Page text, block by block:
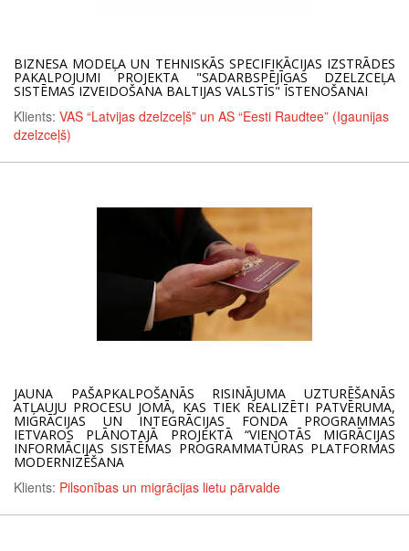
BIZNESA MODEĻA UN TEHNISKĀS SPECIFIKĀCIJAS IZSTRĀDES
PAKALPOJUMI PROJEKTA "SADARBSPĒJĪGAS DZELZCEĻA
SISTĒMAS IZVEIDOŠANA BALTIJAS VALSTĪS" ĪSTENOŠANAI
Klients: VAS “Latvijas dzelzceļš” un AS “Eesti Raudtee” (Igaunijas
dzelzceļš)
JAUNA PAŠAPKALPOŠANĀS RISINĀJUMA UZTURĒŠANĀS
ATĻAUJU PROCESU JOMĀ, KAS TIEK REALIZĒTI PATVĒRUMA,
MIGRĀCIJAS UN INTEGRĀCIJAS FONDA PROGRAMMAS
IETVAROS PLĀNOTAJĀ PROJEKTĀ “VIENOTĀS MIGRĀCIJAS
INFORMĀCIJAS SISTĒMAS PROGRAMMATŪRAS PLATFORMAS
MODERNIZĒŠANA
Klients: Pilsonības un migrācijas lietu pārvalde